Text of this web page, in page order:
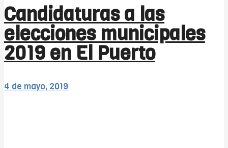
Candidaturas a las
elecciones municipales
2019 en El Puerto
4 de mayo, 2019